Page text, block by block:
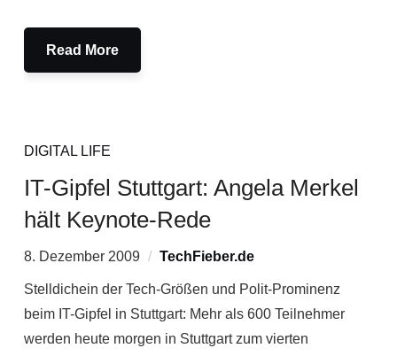
Read More
DIGITAL LIFE
IT-Gipfel Stuttgart: Angela Merkel
hält Keynote-Rede
8. Dezember 2009 TechFieber.de
Stelldichein der Tech-Größen und Polit-Prominenz
beim IT-Gipfel in Stuttgart: Mehr als 600 Teilnehmer
werden heute morgen in Stuttgart zum vierten